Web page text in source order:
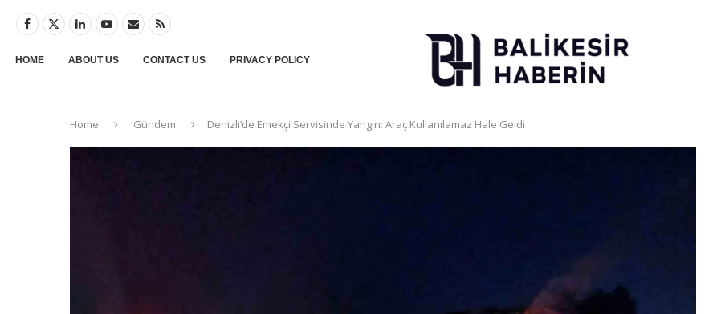
HOME ABOUT US CONTACT US PRIVACY POLICY
Home Gündem Denizli’de Emekçi Servisinde Yangın: Araç Kullanılamaz Hale Geldi